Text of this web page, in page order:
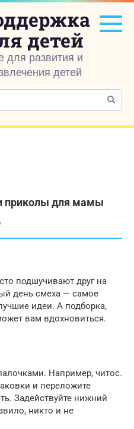
детей
для развития и
детей
приколы для мамы
подшучивают друг на
день смеха — самое
идеи. А подборка,
вам вдохновиться.
Например, читос.
и переложите
Задействуйте нижний
никто и не